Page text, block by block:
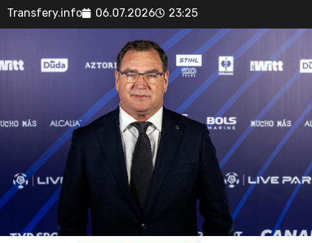
Transfery.info 06.07.2026 23:25